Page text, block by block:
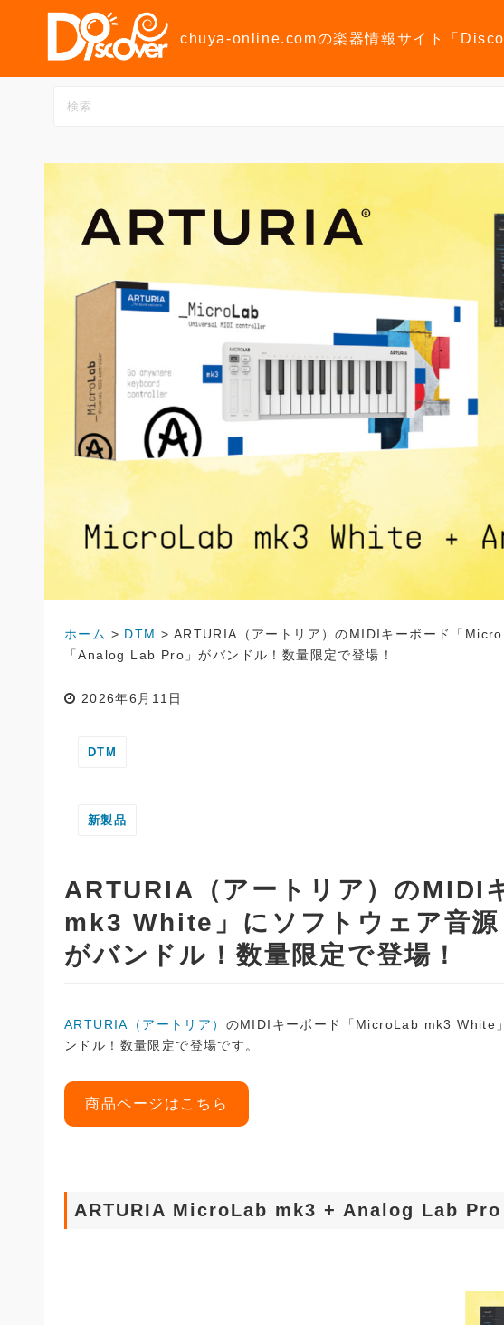
ン
chuya-online.comの楽器情報サイト「
ホーム > DTM > ARTURIA（アートリア）のMIDIキーボード「
「Analog Lab Pro」がバンドル！数量限定で登場！
2026年6月11日
DTM
新製品
ARTURIA（アートリア）のMIDI
mk3 White」にソフトウェア音
がバンドル！数量限定で登場！
ARTURIA（アートリア） のMIDIキーボード「MicroLab mk3 White
ンドル！数量限定で登場です。
商品ページはこちら
ARTURIA MicroLab mk3 + Analog Lab